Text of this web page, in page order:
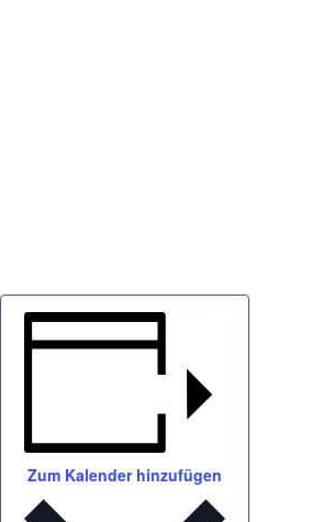
Zum Kalender hinzufügen